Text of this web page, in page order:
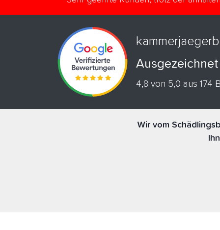
Ausgezeichnet
4,8 von 5,0 aus 174
Wir vom